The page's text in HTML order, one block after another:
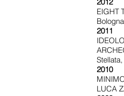
EIGHT
2011
2010
LUCA